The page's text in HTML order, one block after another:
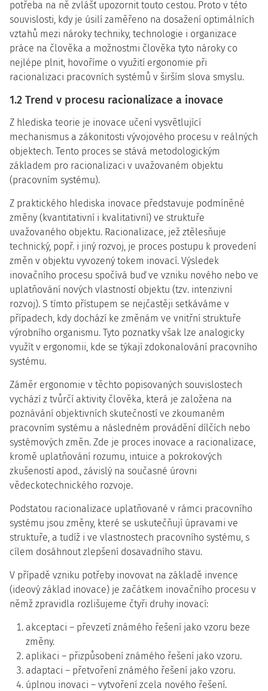
potřeba na ně zvlášť upozornit touto cestou. Proto v této
souvislosti, kdy je úsilí zaměřeno na dosažení optimálních
vztahů mezi nároky techniky, technologie i organizace
práce na člověka a možnostmi člověka tyto nároky co
nejlépe plnit, hovoříme o využití ergonomie při
racionalizaci pracovních systémů v širším slova smyslu.
1.2 Trend v procesu racionalizace a inovace
Z hlediska teorie je inovace učení vysvětlující
mechanismus a zákonitosti vývojového procesu v reálných
objektech. Tento proces se stává metodologickým
základem pro racionalizaci v uvažovaném objektu
(pracovním systému).
Z praktického hlediska inovace představuje podmíněné
změny (kvantitativní i kvalitativní) ve struktuře
uvažovaného objektu. Racionalizace, jež ztělesňuje
technický, popř. i jiný rozvoj, je proces postupu k provedení
změn v objektu vyvozený tokem inovací. Výsledek
inovačního procesu spočívá buď ve vzniku nového nebo ve
uplatňování nových vlastností objektu (tzv. intenzivní
rozvoj). S tímto přístupem se nejčastěji setkáváme v
případech, kdy dochází ke změnám ve vnitřní struktuře
výrobního organismu. Tyto poznatky však lze analogicky
využít v ergonomii, kde se týkají zdokonalování pracovního
systému.
Záměr ergonomie v těchto popisovaných souvislostech
vychází z tvůrčí aktivity člověka, která je založena na
poznávání objektivních skutečností ve zkoumaném
pracovním systému a následném provádění dílčích nebo
systémových změn. Zde je proces inovace a racionalizace,
kromě uplatňování rozumu, intuice a pokrokových
zkušeností apod., závislý na současné úrovni
vědeckotechnického rozvoje.
Podstatou racionalizace uplatňované v rámci pracovního
systému jsou změny, které se uskutečňují úpravami ve
struktuře, a tudíž i ve vlastnostech pracovního systému, s
cílem dosáhnout zlepšení dosavadního stavu.
V případě vzniku potřeby inovovat na základě invence
(ideový základ inovace) je začátkem inovačního procesu v
němž zpravidla rozlišujeme čtyři druhy inovací:
akceptaci – převzetí známého řešení jako vzoru beze
změny.
aplikaci – přizpůsobení známého řešení jako vzoru.
adaptaci – přetvoření známého řešení jako vzoru.
úplnou inovaci – vytvoření zcela nového řešení.